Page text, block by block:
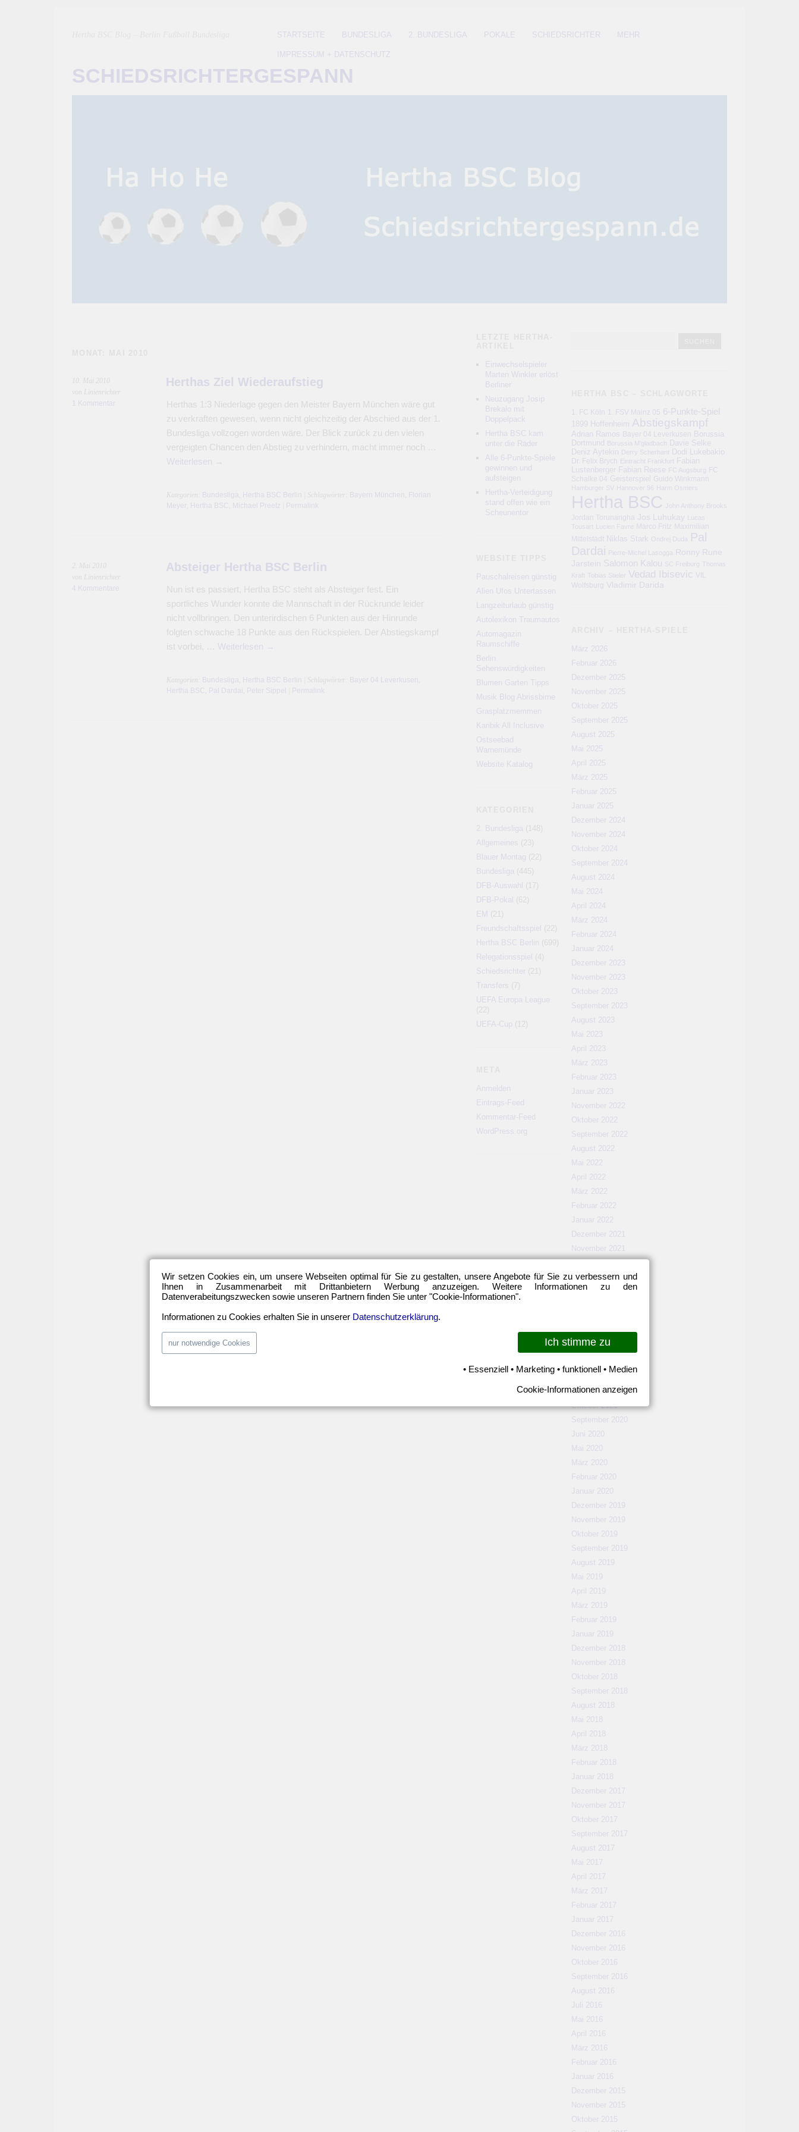
STARTSEITE BUNDESLIGA 2. BUNDESLIGA POKALE SCHIEDSRICHTER MEHR
IMPRESSUM + DATENSCHUTZ
SCHIEDSRICHTERGESPANN
10. Mai 2010
von Linienrichter
1 Kommentar
Herthas Ziel Wiederaufstieg
Herthas 1:3 Niederlage gegen den Meister Bayern München wäre gut
zu verkraften gewesen, wenn nicht gleichzeitig der Abschied aus der 1.
Bundesliga vollzogen worden wäre. Der Blick zurück zu den vielen
vergeigten Chancen den Abstieg zu verhindern, macht immer noch …
Weiterlesen →
Kategorien: Bundesliga Hertha BSC Berlin | Schlagwörter: Bayern München
Florian
Meyer
Hertha BSC Michael Preetz Permalink
2. Mai 2010
von Linienrichter
4 Kommentare
Absteiger Hertha BSC Berlin
Nun ist es passiert, Hertha BSC steht als Absteiger fest. Ein
sportliches Wunder konnte die Mannschaft in der Rückrunde leider
nicht vollbringen. Den unterirdischen 6 Punkten aus der Hinrunde
folgten schwache 18 Punkte aus den Rückspielen. Der Abstiegskampf
ist vorbei, … Weiterlesen →
Kategorien: Bundesliga Hertha BSC Berlin | Schlagwörter: Bayer 04 Leverkusen
Hertha BSC
Pal Dardai Peter Sippel Permalink
Einwechselspieler
Marten Winkler erlöst
Berliner
Neuzugang Josip
Brekalo mit
Doppelpack
Hertha BSC kam
unter die Räder
Alle 6-Punkte-Spiele
gewinnen und
aufsteigen
Hertha-Verteidigung
stand offen wie ein
Scheunentor
Pauschalreisen günstig
Alien Ufos Untertassen
Langzeiturlaub günstig
Autolexikon Traumautos
Automagazin
Raumschiffe
Berlin
Sehenswürdigkeiten
Blumen Garten Tipps
Musik Blog Abrissbirne
Grasplatzmemmen
Karibik All Inclusive
Ostseebad
Warnemünde
Website Katalog
2. Bundesliga (148)
Allgemeines (23)
Blauer Montag (22)
Bundesliga (445)
DFB-Auswahl
(17)
DFB-Pokal (62)
EM
(21)
Freundschaftsspiel
(22)
Hertha BSC Berlin
(699)
Relegationsspiel
(4)
Schiedsrichter(21)
Transfers (7)
UEFA Europa League
(22)
UEFA-Cup
(12)
Anmelden
Eintrags-Feed
Kommentar-Feed
WordPress.org
1. FC Köln 1. FSV Mainz 05 6-Punkte-Spiel
1899 Hoffenheim Abstiegskampf
Adrian Ramos Bayer 04 Leverkusen
Borussia
Dortmund
Borussia M'gladbach Davie Selke
Deniz Aytekin Derry Scherhant Dodi Lukebakio
Dr. Felix Brych Eintracht Frankfurt
Fabian
Lustenberger Fabian Reese FC Augsburg
FC
Schalke 04
Geisterspiel
Guido Winkmann
Hamburger SV
Hannover 96 Harm Osmers
Hertha BSC
John Anthony Brooks
Jordan Torunarigha
Jos Luhukay
Lucas
Tousart
Lucien Favre Marco Fritz Maximilian
Mittelstädt
Niklas Stark Ondrej Duda Pal
Dardai Pierre-Michel Lasogga Ronny
Rune
Jarstein Salomon Kalou SC Freiburg
Thomas
Kraft
Tobias Stieler Vedad Ibisevic
VfL
Wolfsburg
Vladimir Darida
März 2026
Februar 2026
Dezember 2025
November 2025
Oktober 2025
September 2025
August 2025
Mai 2025
April 2025
März 2025
Februar 2025
Januar 2025
Dezember 2024
November 2024
Oktober 2024
September 2024
August 2024
Mai 2024
April 2024
März 2024
Februar 2024
Januar 2024
Dezember 2023
November 2023
Oktober 2023
September 2023
August 2023
Mai 2023
April 2023
März 2023
Februar 2023
Januar 2023
November 2022
Oktober 2022
September 2022
August 2022
Mai 2022
April 2022
März 2022
Februar 2022
Januar 2022
Dezember 2021
November 2021
September 2021
August 2021
März 2021
Februar 2021
November 2020
Oktober 2020
September 2020
Juni 2020
Mai 2020
März 2020
Februar 2020
Januar 2020
Dezember 2019
November 2019
Oktober 2019
September 2019
August 2019
Mai 2019
April 2019
März 2019
Februar 2019
Januar 2019
Dezember 2018
November 2018
Oktober 2018
September 2018
August 2018
Mai 2018
April 2018
März 2018
Februar 2018
Januar 2018
Dezember 2017
November 2017
Oktober 2017
September 2017
August 2017
Mai 2017
April 2017
März 2017
Februar 2017
Januar 2017
Dezember 2016
November 2016
Oktober 2016
September 2016
August 2016
Juli 2016
Mai 2016
April 2016
März 2016
Februar 2016
Januar 2016
Dezember 2015
November 2015
Oktober 2015
Wir setzen Cookies ein, um unsere Webseiten optimal für Sie zu gestalten, unsere Angebote für Sie zu verbessern und
Ihnen in Zusammenarbeit mit Drittanbietern Werbung anzuzeigen. Weitere Informationen zu den
Datenverabeitungszwecken sowie unseren Partnern finden Sie unter "Cookie-Informationen".
Informationen zu Cookies erhalten Sie in unserer Datenschutzerklärung.
nur notwendige Cookies Ich stimme zu
• Essenziell • Marketing • funktionell • Medien
Cookie-Informationen anzeigen